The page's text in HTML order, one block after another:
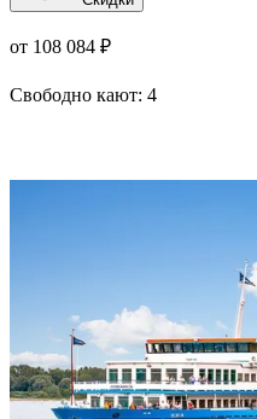
от 108 084 ₽
Свободно кают: 4